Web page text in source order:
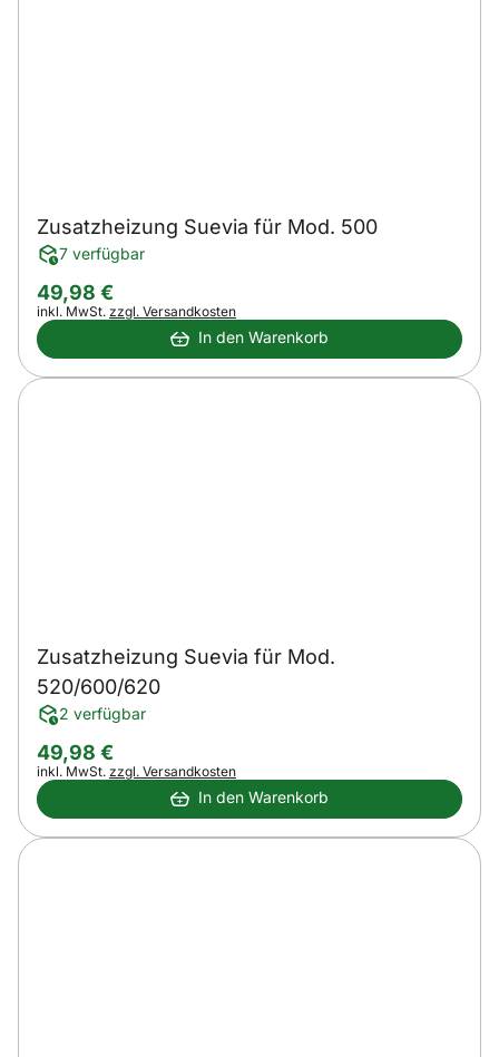
Zusatzheizung Suevia für Mod. 500
7 verfügbar
49,98 €
Steuerhinweis:
inkl. MwSt. zzgl. Versandkosten
In den Warenkorb
Zusatzheizung Suevia für Mod.
520/600/620
2 verfügbar
49,98 €
Steuerhinweis:
inkl. MwSt. zzgl. Versandkosten
In den Warenkorb